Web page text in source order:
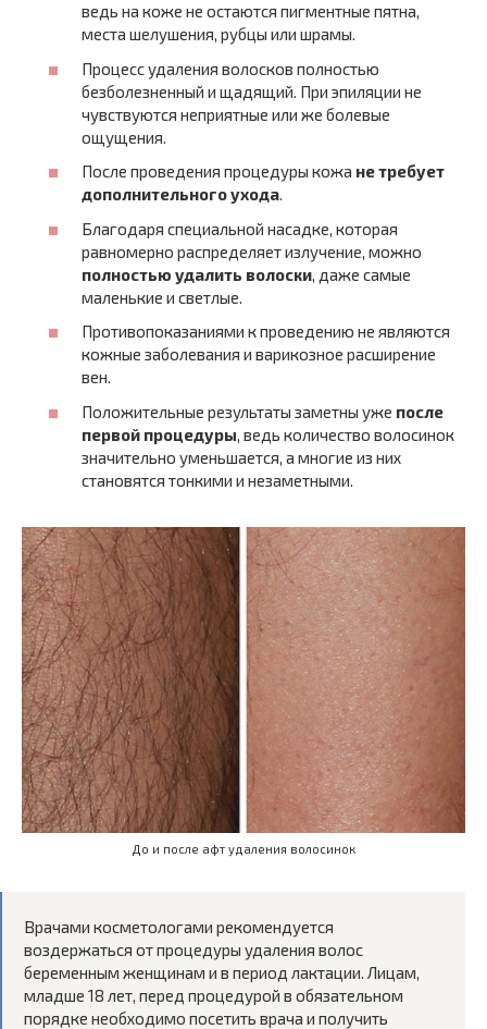
ведь на коже не остаются пигментные пятна,
места шелушения, рубцы или шрамы.
Процесс удаления волосков полностью
безболезненный и щадящий. При эпиляции не
чувствуются неприятные или же болевые
ощущения.
После проведения процедуры кожа не требует
дополнительного ухода.
Благодаря специальной насадке, которая
равномерно распределяет излучение, можно
полностью удалить волоски, даже самые
маленькие и светлые.
Противопоказаниями к проведению не являются
кожные заболевания и варикозное расширение
вен.
Положительные результаты заметны уже после
первой процедуры, ведь количество волосинок
значительно уменьшается, а многие из них
становятся тонкими и незаметными.
До и после афт удаления волосинок
Врачами косметологами рекомендуется
воздержаться от процедуры удаления волос
беременным женщинам и в период лактации. Лицам,
младше 18 лет, перед процедурой в обязательном
порядке необходимо посетить врача и получить